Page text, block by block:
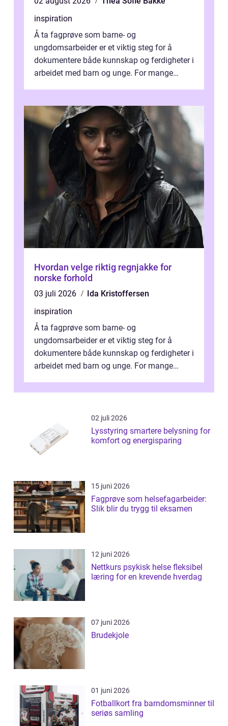
inspiration
Å ta fagprøve som barne- og
ungdomsarbeider er et viktig steg for å
dokumentere både kunnskap og ferdigheter i
arbeidet med barn og unge. For mange
Hvordan velge riktig regnjakke for
norske forhold
03 juli 2026
Ida Kristoffersen
inspiration
Å ta fagprøve som barne- og
ungdomsarbeider er et viktig steg for å
dokumentere både kunnskap og ferdigheter i
arbeidet med barn og unge. For mange
02 juli 2026
Lysstyring smartere belysning for
komfort og energisparing
15 juni 2026
Fagprøve som helsefagarbeider:
Slik blir du trygg til eksamen
12 juni 2026
Nettkurs psykisk helse fleksibel
læring for en krevende hverdag
07 juni 2026
Brudekjole
01 juni 2026
Fotballkort fra barndomsminner til
seriøs samling